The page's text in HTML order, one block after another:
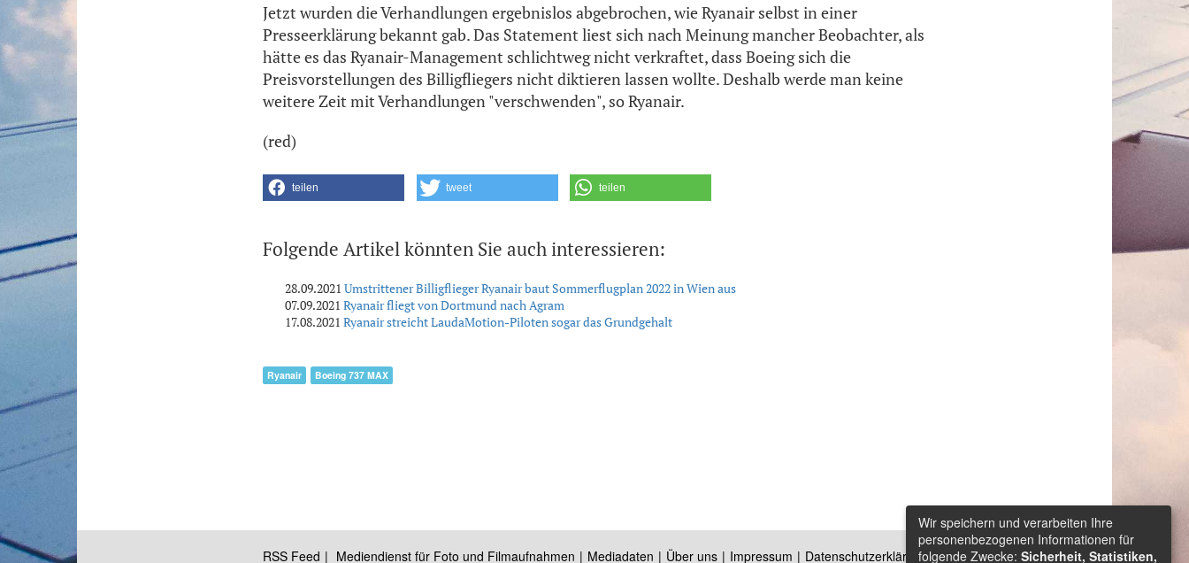
Jetzt wurden die Verhandlungen ergebnislos abgebrochen, wie Ryanair selbst in einer
Presseerklärung bekannt gab. Das Statement liest sich nach Meinung mancher Beobachter, als
hätte es das Ryanair-Management schlichtweg nicht verkraftet, dass Boeing sich die
Preisvorstellungen des Billigfliegers nicht diktieren lassen wollte. Deshalb werde man keine
weitere Zeit mit Verhandlungen "verschwenden", so Ryanair.
(red)
teilen tweet teilen
Folgende Artikel könnten Sie auch interessieren:
28.09.2021 Umstrittener Billigflieger Ryanair baut Sommerflugplan 2022 in Wien aus
07.09.2021 Ryanair fliegt von Dortmund nach Agram
17.08.2021 Ryanair streicht LaudaMotion-Piloten sogar das Grundgehalt
Ryanair Boeing 737 MAX
RSS Feed Mediendienst für Foto und Filmaufnahmen Mediadaten Über uns Impressum Datenschutzerklärung Kontakt
Wir speichern und verarbeiten Ihre
personenbezogenen Informationen für
folgende Zwecke: Sicherheit, Statistiken,